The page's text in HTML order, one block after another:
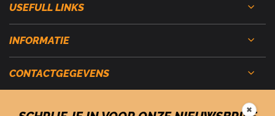
USEFULL LINKS
INFORMATIE
CONTACTGEGEVENS
✖